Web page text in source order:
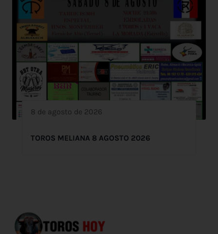
8 de agosto de 2026
TOROS MELIANA 8 AGOSTO 2026